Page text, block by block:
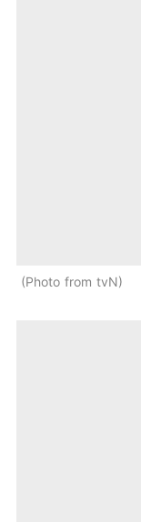
Photo from tvN